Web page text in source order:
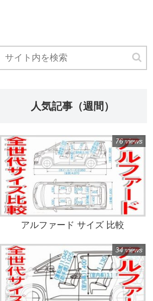
人気記事（週間）
アルファード サイズ 比較
76 views
34 views